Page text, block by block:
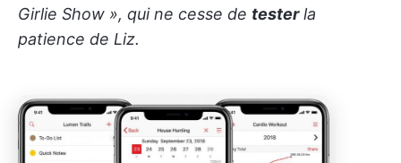
Girlie Show », qui ne cesse de testerla
patience de Liz.